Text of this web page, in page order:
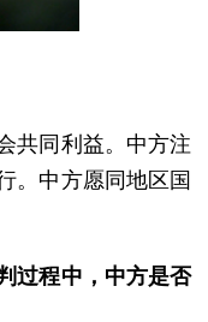
共同利益。中方注
。中方愿同地区国
过程中，中方是否